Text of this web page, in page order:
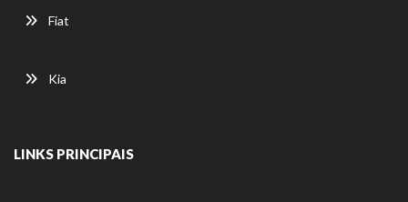
Fiat
Kia
LINKS PRINCIPAIS